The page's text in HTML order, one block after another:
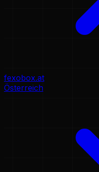
fexobox.at
Österreich